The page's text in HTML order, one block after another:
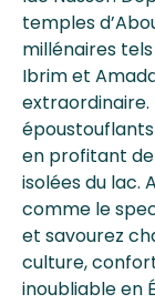
temples
millénaires tels
Ibrim et
extraordinaire.
en profitant
isolées du lac.
comme le
et savourez
culture,
inoubliable en